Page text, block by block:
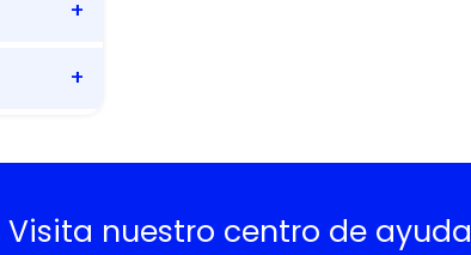
Visita nuestro centro de ayuda